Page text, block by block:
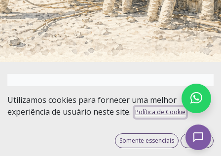
SOBRE A ASSOCIAÇÃO
Odoo Community
Utilizamos cookies para fornecer uma melhor
experiência de usuário neste site.
Política de Cookie
Somente essenciais Aceito